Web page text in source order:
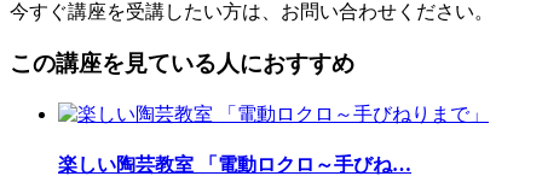
今すぐ講座を受講したい方は、お問い合わせください。
この講座を見ている人におすすめ
楽しい陶芸教室 「電動ロクロ～手びね…